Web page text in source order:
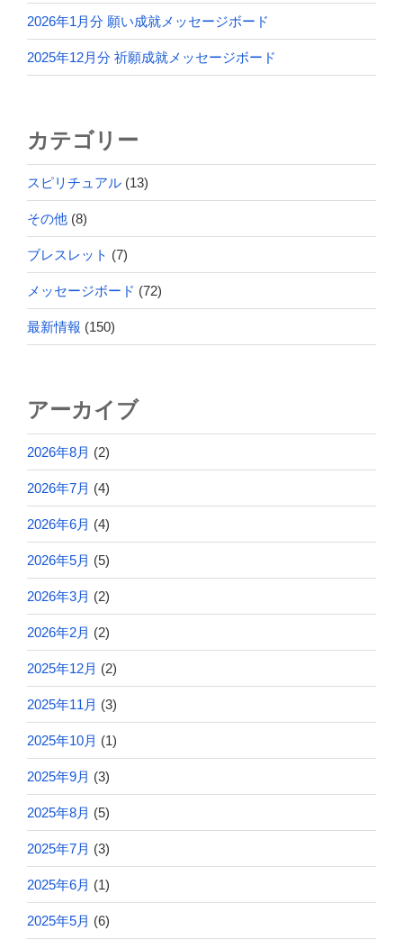
2026年1月分 願い成就メッセージボード
2025年12月分 祈願成就メッセージボード
カテゴリー
スピリチュアル (13)
その他 (8)
ブレスレット (7)
メッセージボード (72)
最新情報 (150)
アーカイブ
2026年8月 (2)
2026年7月 (4)
2026年6月 (4)
2026年5月 (5)
2026年3月 (2)
2026年2月 (2)
2025年12月 (2)
2025年11月 (3)
2025年10月 (1)
2025年9月 (3)
2025年8月 (5)
2025年7月 (3)
2025年6月 (1)
2025年5月 (6)